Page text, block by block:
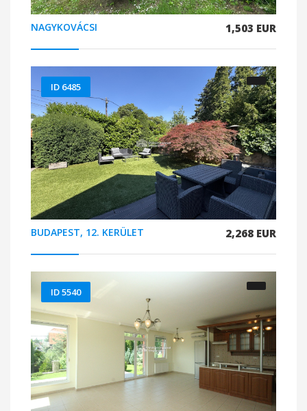
NAGYKOVÁCSI 1,503 EUR
BUDAPEST, 12. KERÜLET 2,268 EUR
ID 6485
ID 5540